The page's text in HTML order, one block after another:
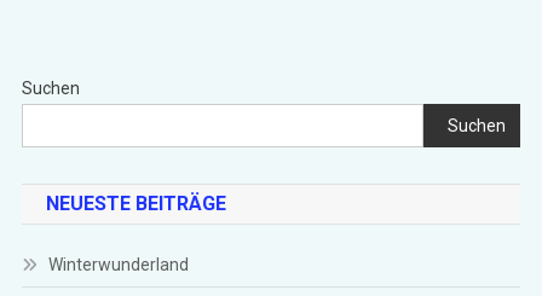
Suchen
Suchen
NEUESTE BEITRÄGE
Winterwunderland